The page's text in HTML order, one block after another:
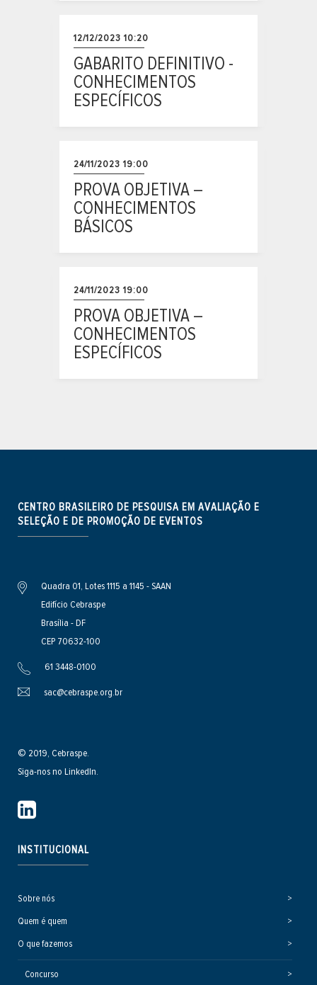
12/12/2023 10:20
GABARITO DEFINITIVO -
CONHECIMENTOS
ESPECÍFICOS
24/11/2023 19:00
PROVA OBJETIVA –
CONHECIMENTOS
BÁSICOS
24/11/2023 19:00
PROVA OBJETIVA –
CONHECIMENTOS
ESPECÍFICOS
CENTRO BRASILEIRO DE PESQUISA EM AVALIAÇÃO E
SELEÇÃO E DE PROMOÇÃO DE EVENTOS
Quadra 01, Lotes 1115 a 1145 - SAAN
Edifício Cebraspe
Brasília - DF
CEP 70632-100
61 3448-0100
sac@cebraspe.org.br
© 2019, Cebraspe.
Siga-nos no LinkedIn.
INSTITUCIONAL
Sobre nós
Quem é quem
O que fazemos
Concurso